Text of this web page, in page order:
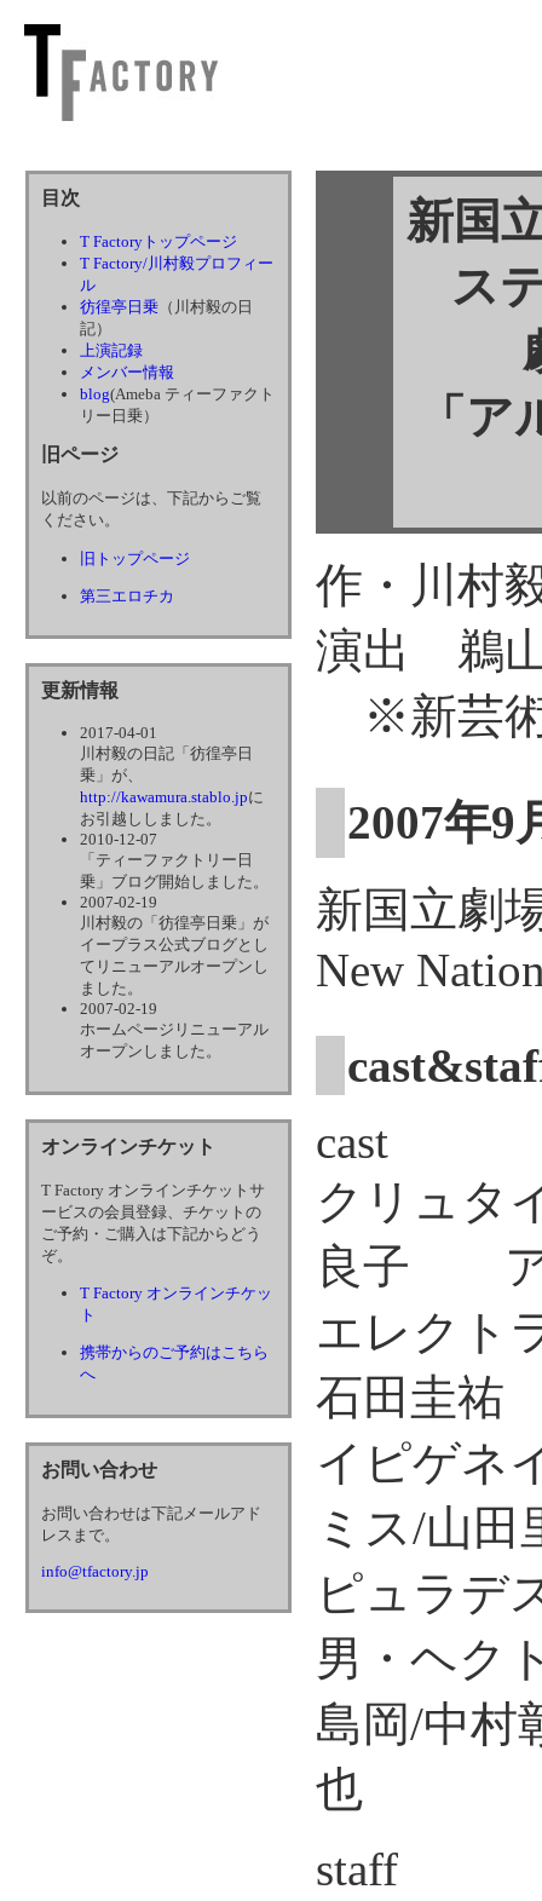
新国
ス
「
作・川村
演出 鵜
※新芸術
2007年9
新国立劇
New
cast
クリュタ
良子 ア
エレク
石田圭
イピゲ
ミス/山
ピュラ
男・ヘク
島岡/中
也
staff
目次
T Factoryトップページ
T Factory/川村毅プロフィー
ル
彷徨亭日乗（川村毅の日
記）
上演記録
メンバー情報
blog(Ameba ティーファクト
リー日乗）
旧ページ
以前のページは、下記からご覧
ください。
旧トップページ
第三エロチカ
更新情報
2017-04-01
川村毅の日記「彷徨亭日
乗」が、
http://kawamura.stablo.jpに
お引越ししました。
2010-12-07
「ティーファクトリー日
乗」ブログ開始しました。
2007-02-19
川村毅の「彷徨亭日乗」が
イープラス公式ブログとし
てリニューアルオープンし
ました。
2007-02-19
ホームページリニューアル
オープンしました。
オンラインチケット
T Factory オンラインチケットサ
ービスの会員登録、チケットの
ご予約・ご購入は下記からどう
ぞ。
T Factory オンラインチケッ
ト
携帯からのご予約はこちら
へ
お問い合わせ
お問い合わせは下記メールアド
レスまで。
info@tfactory.jp